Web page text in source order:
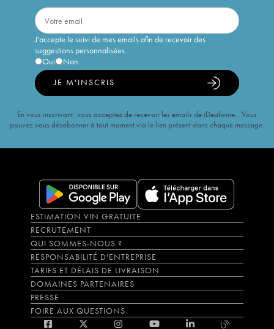
J'accepte le suivi de mes emails afin de recevoir des
suggestions personnalisées
Oui
Non
JE M'INSCRIS
En vous inscrivant, vous acceptez de recevoir les emails de iDealwine. Vous
pouvez vous désabonner à tout moment via le lien présent dans chaque message.
ESTIMATION VIN GRATUITE
RECRUTEMENT
QUI SOMMES-NOUS ?
RESPONSABILITÉ D'ENTREPRISE
TARIFS ET DÉLAIS DE LIVRAISON
DOMAINES PARTENAIRES
PRESSE
FOIRE AUX QUESTIONS